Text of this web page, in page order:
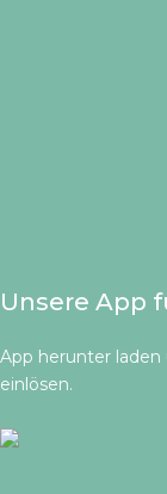
Unsere App
App herunter
einlösen.